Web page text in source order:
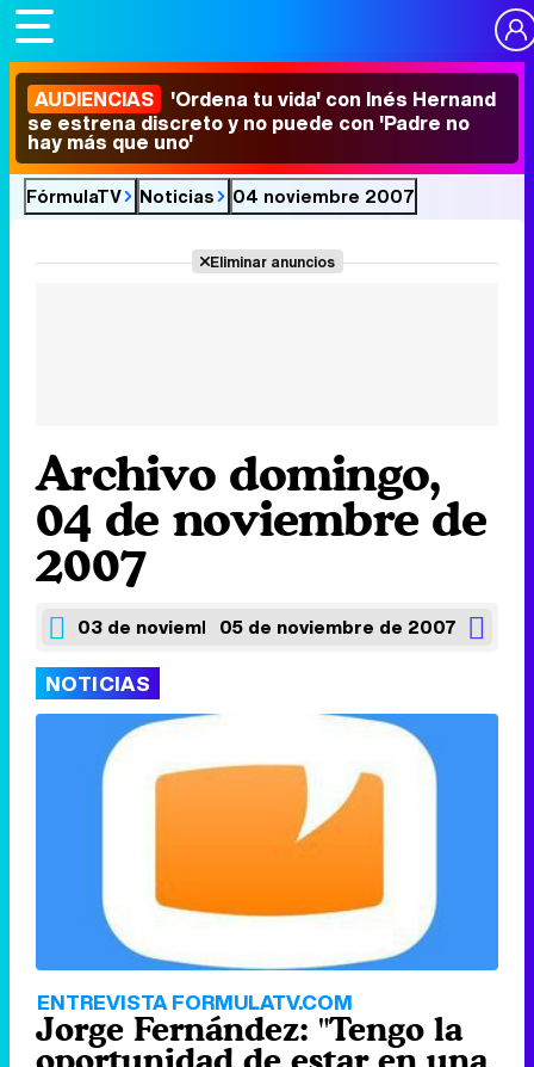
AUDIENCIAS 'Ordena tu vida' con Inés Hernand
se estrena discreto y no puede con 'Padre no
hay más que uno'
FórmulaTV Noticias 04 noviembre 2007
Eliminar anuncios
Archivo domingo,
04 de noviembre de
2007
03 de noviembre de 200705 de noviembre de 2007
NOTICIAS
ENTREVISTA FORMULATV.COM
Jorge Fernández: "Tengo la